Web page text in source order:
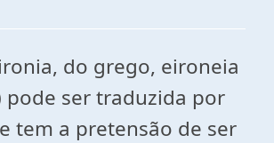
do grego, eironeia
pode ser traduzida por
tem a pretensão de ser